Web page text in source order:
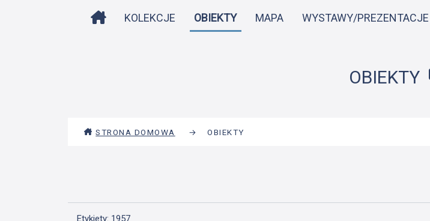
do
STRONA DOMOWA
KOLEKCJE OBIEKTY MAPA WYSTAWY/PREZENTACJE
OBIEKTY
STRONA DOMOWA → OBIEKTY
Etykiety: 1957